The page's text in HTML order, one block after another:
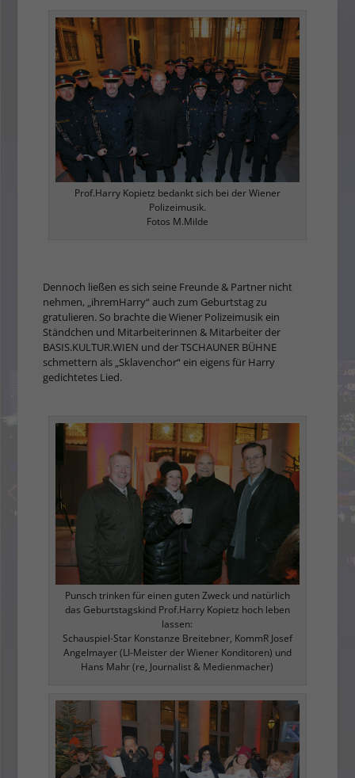
Prof.Harry Kopietz bedankt sich bei der Wiener
Polizeimusik.
Fotos M.Milde
Dennoch ließen es sich seine Freunde & Partner nicht
nehmen, „ihremHarry“ auch zum Geburtstag zu
gratulieren. So brachte die Wiener Polizeimusik ein
Ständchen und Mitarbeiterinnen & Mitarbeiter der
BASIS.KULTUR.WIEN und der TSCHAUNER BÜHNE
schmettern als „Sklavenchor“ ein eigens für Harry
gedichtetes Lied.
Punsch trinken für einen guten Zweck und natürlich
das Geburtstagskind Prof.Harry Kopietz hoch leben
lassen:
Schauspiel-Star Konstanze Breitebner, KommR Josef
Angelmayer (LI-Meister der Wiener Konditoren) und
Hans Mahr (re, Journalist & Medienmacher)